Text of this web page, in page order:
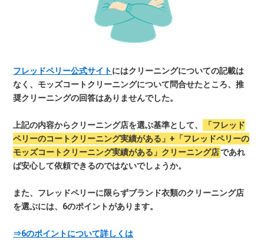
フレッドペリー公式サイトにはクリーニングについての記載は
なく、モッズコートクリーニングについて問合せたところ、推
奨クリーニングの回答はありませんでした。
上記の内容からクリーニング店を選ぶ基準として、
「フレッド
ペリーのコートクリーニング実績がある」+「フレッドペリーの
モッズコートクリーニング実績がある」クリーニング店であれ
ば安心して依頼できるのではないでしょうか。
また、フレッドペリーに限らずブランド衣類のクリーニング店
を選ぶには、6のポイントがあります。
⇒6のポイントについて詳しくは